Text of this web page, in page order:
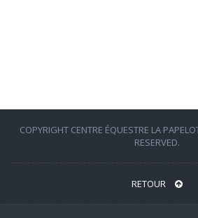
COPYRIGHT CENTRE ÉQUESTRE LA
RESERVED.
RETOUR